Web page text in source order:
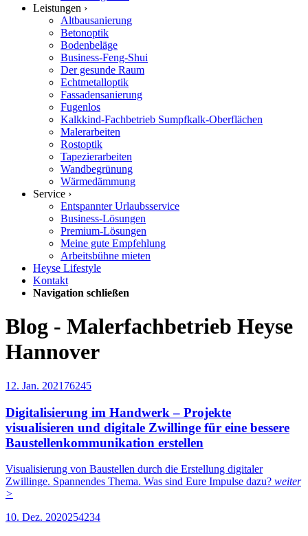
Leistungen ›
Altbausanierung
Betonoptik
Bodenbeläge
Business-Feng-Shui
Der gesunde Raum
Echtmetalloptik
Fassadensanierung
Fugenlos
Kalkkind-Fachbetrieb Sumpfkalk-Oberflächen
Malerarbeiten
Rostoptik
Tapezierarbeiten
Wandbegrünung
Wärmedämmung
Service ›
Entspannter Urlaubsservice
Business-Lösungen
Premium-Lösungen
Meine gute Empfehlung
Arbeitsbühne mieten
Heyse Lifestyle
Kontakt
Navigation schließen
Blog - Malerfachbetrieb Heyse
Hannover
12. Jan. 2021 76245
Digitalisierung im Handwerk – Projekte
visualisieren und digitale Zwillinge für eine bessere
Baustellenkommunikation erstellen
Visualisierung von Baustellen durch die Erstellung digitaler
Zwillinge. Spannendes Thema. Was sind Eure Impulse dazu? weiter
>
10. Dez. 2020254234